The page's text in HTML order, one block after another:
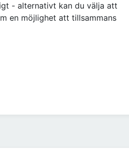
- alternativt kan du välja att
en möjlighet att tillsammans